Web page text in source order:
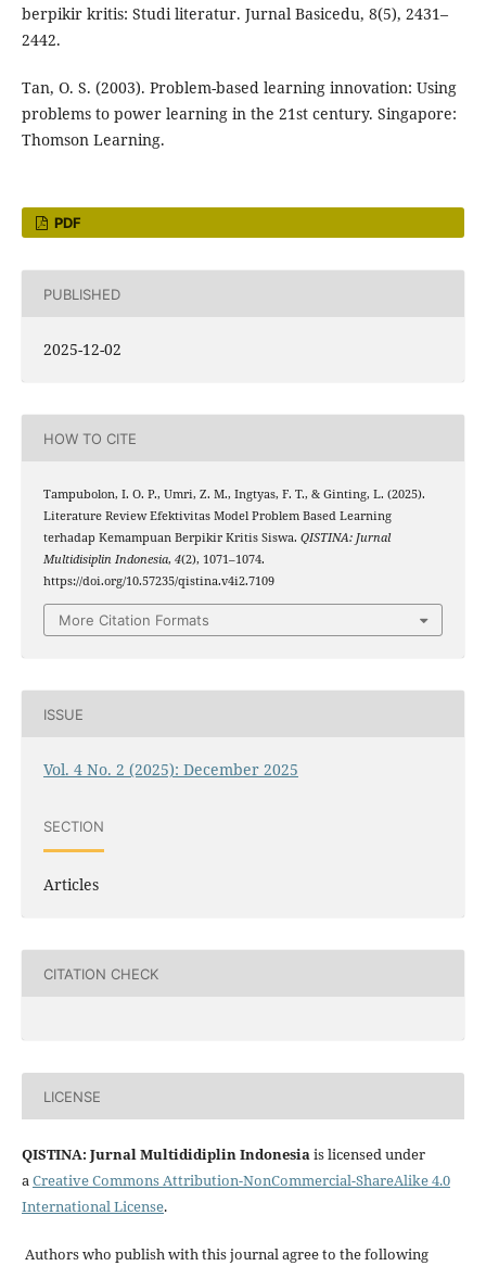
berpikir kritis: Studi literatur. Jurnal Basicedu, 8(5), 2431–
2442.
Tan, O. S. (2003). Problem-based learning innovation: Using
problems to power learning in the 21st century. Singapore:
Thomson Learning.
PDF
PUBLISHED
2025-12-02
HOW TO CITE
Tampubolon, I. O. P., Umri, Z. M., Ingtyas, F. T., & Ginting, L. (2025).
Literature Review Efektivitas Model Problem Based Learning
terhadap Kemampuan Berpikir Kritis Siswa. QISTINA: Jurnal
Multidisiplin Indonesia, 4(2), 1071–1074.
https://doi.org/10.57235/qistina.v4i2.7109
More Citation Formats
ISSUE
Vol. 4 No. 2 (2025): December 2025
SECTION
Articles
CITATION CHECK
LICENSE
QISTINA: Jurnal Multididiplin Indonesiais licensed under
aCreative Commons Attribution-NonCommercial-ShareAlike 4.0
International License.
Authors who publish with this journal agree to the following